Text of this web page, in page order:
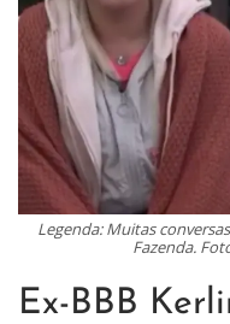
Legenda: Muitas
Fazenda.
Ex-BBB